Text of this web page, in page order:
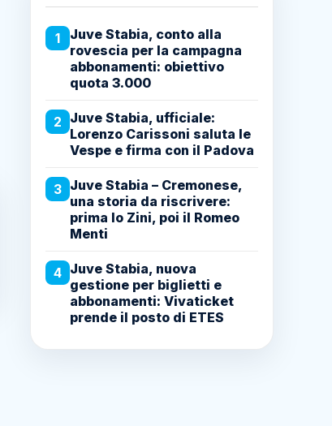
1
Juve Stabia, conto alla
rovescia per la campagna
abbonamenti: obiettivo
quota 3.000
2 Juve Stabia, ufficiale:
Lorenzo Carissoni saluta le
Vespe e firma con il Padova
3 Juve Stabia – Cremonese,
una storia da riscrivere:
prima lo Zini, poi il Romeo
Menti
4 Juve Stabia, nuova
gestione per biglietti e
abbonamenti: Vivaticket
prende il posto di ETES